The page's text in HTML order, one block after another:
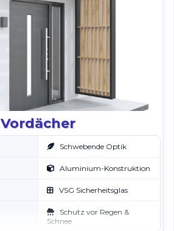
Vordächer
Schwebende Optik
Aluminium-Konstruktion
VSG Sicherheitsglas
Schutz vor Regen &
Schnee